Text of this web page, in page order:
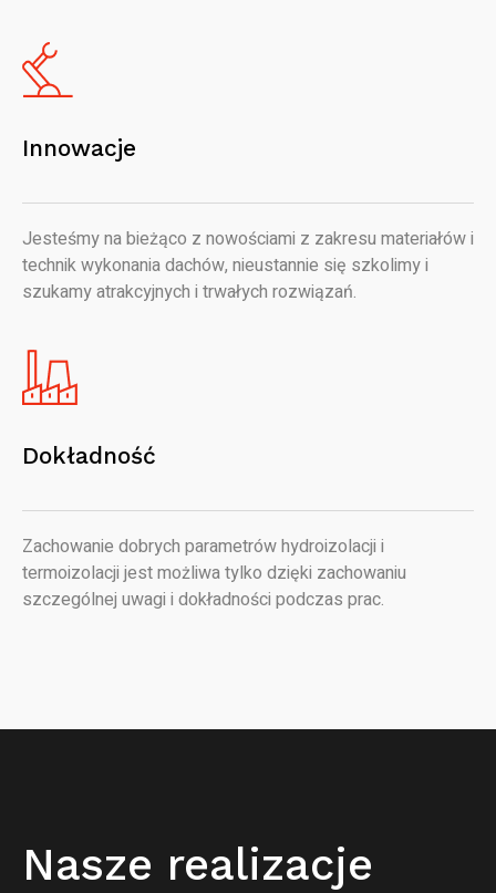
Innowacje
Jesteśmy na bieżąco z nowościami z zakresu materiałów i
technik wykonania dachów, nieustannie się szkolimy i
szukamy atrakcyjnych i trwałych rozwiązań.
Dokładność
Zachowanie dobrych parametrów hydroizolacji i
termoizolacji jest możliwa tylko dzięki zachowaniu
szczególnej uwagi i dokładności podczas prac.
Nasze realizacje